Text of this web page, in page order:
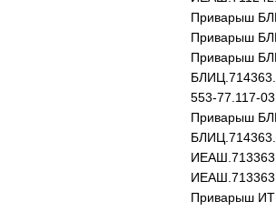
Приварыш
Приварыш
Приварыш
553-77.117-03
Приварыш
Приварыш